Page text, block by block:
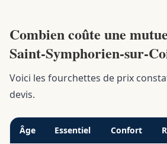
Combien coûte une
Saint-Symphorien-sur-
Voici les fourchettes de prix
devis.
Âge Essentiel Confort